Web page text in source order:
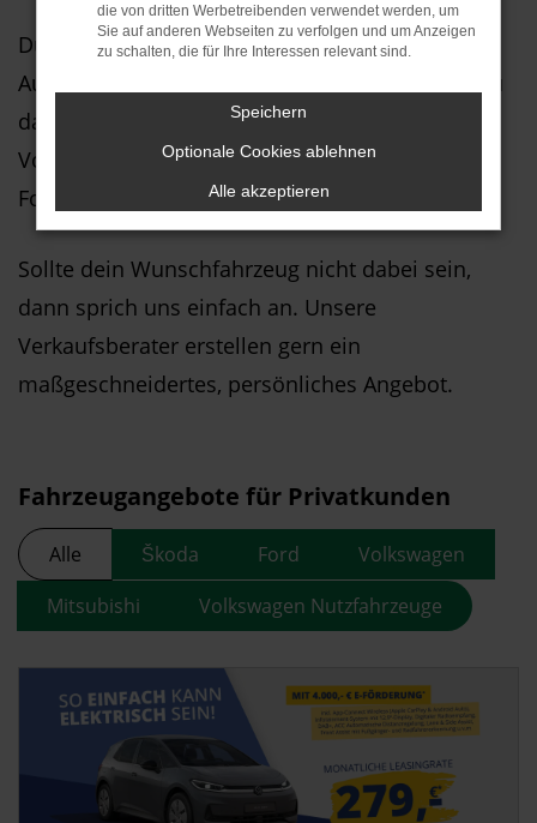
Du suchst günstige Neuwagen-Angebote? Beim
Autohaus MOTHOR oder THORMANN findest du
das passende Pkw-Angebot für die Marken
Volkswagen, Volkswagen Nutzfahrzeuge, Škoda,
Ford, Dethleffs und Mitsubishi.
Sollte dein Wunschfahrzeug nicht dabei sein,
dann sprich uns einfach an. Unsere
Verkaufsberater erstellen gern ein
maßgeschneidertes, persönliches Angebot.
Fahrzeugangebote für Privatkunden
Alle Škoda Ford
Volkswagen
Mitsubishi
Volkswagen Nutzfahrzeuge
die von dritten Werbetreibenden verwendet werden, um
Sie auf anderen Webseiten zu verfolgen und um Anzeigen
zu schalten, die für Ihre Interessen relevant sind.
Speichern
Optionale Cookies ablehnen
Alle akzeptieren